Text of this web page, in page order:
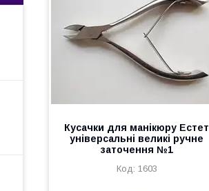
Кусачки для манікюру Естет
універсальні великі ручне
заточення №1
1603